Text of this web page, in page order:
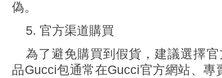
偽。
5. 官方渠道購買
為了避免購買到假貨，建議選擇
品Gucci包通常在Gucci官方網站、專